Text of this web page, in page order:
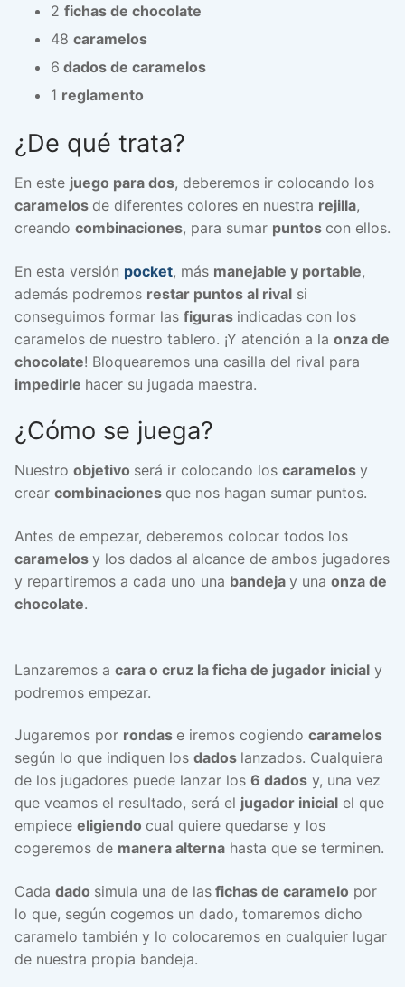
2 fichas de chocolate
48 caramelos
6 dados de caramelos
1 reglamento
¿De qué trata?
En este juego para dos, deberemos ir colocando los
caramelos de diferentes colores en nuestra rejilla,
creando combinaciones, para sumar puntos con ellos.
En esta versión pocket, más manejable y portable,
además podremos restar puntos al rival si
conseguimos formar las figuras indicadas con los
caramelos de nuestro tablero. ¡Y atención a la onza de
chocolate! Bloquearemos una casilla del rival para
impedirle hacer su jugada maestra.
¿Cómo se juega?
Nuestro objetivo será ir colocando los caramelos y
crear combinaciones que nos hagan sumar puntos.
Antes de empezar, deberemos colocar todos los
caramelos y los dados al alcance de ambos jugadores
y repartiremos a cada uno una bandeja y una onza de
chocolate.
Lanzaremos a cara o cruz la ficha de jugador inicial y
podremos empezar.
Jugaremos por rondas e iremos cogiendo caramelos
según lo que indiquen los dados lanzados. Cualquiera
de los jugadores puede lanzar los 6 dados y, una vez
que veamos el resultado, será el jugador inicial el que
empiece eligiendo cual quiere quedarse y los
cogeremos de manera alterna hasta que se terminen.
Cada dado simula una de las fichas de caramelo por
lo que, según cogemos un dado, tomaremos dicho
caramelo también y lo colocaremos en cualquier lugar
de nuestra propia bandeja.